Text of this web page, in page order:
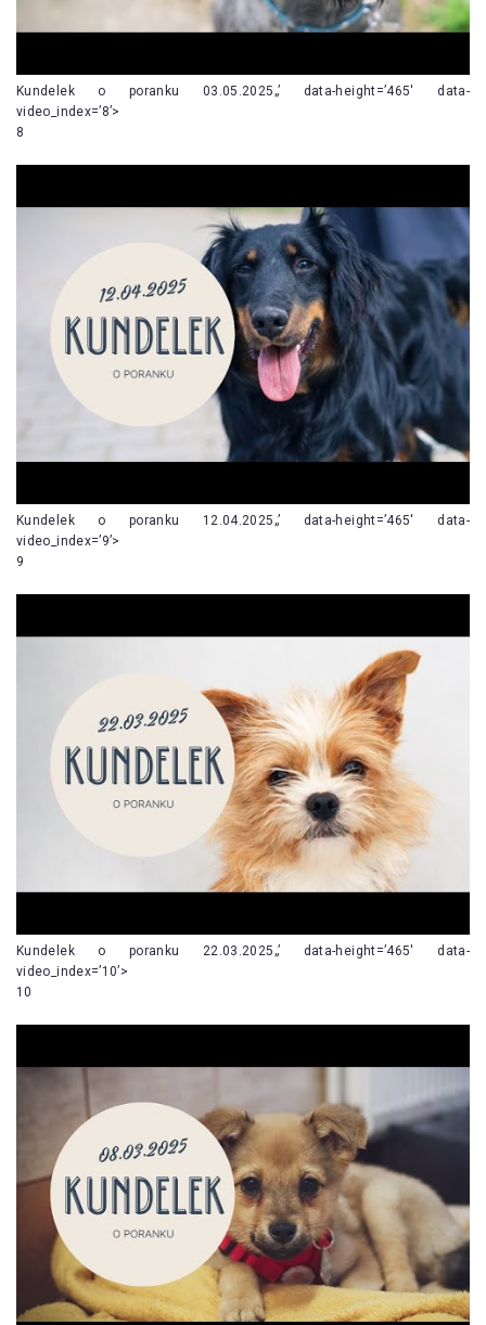
Kundelek o poranku 03.05.2025„’ data-height=’465′ data-
video_index=’8’>
8
Kundelek o poranku 12.04.2025„’ data-height=’465′ data-
video_index=’9’>
9
Kundelek o poranku 22.03.2025„’ data-height=’465′ data-
video_index=’10’>
10